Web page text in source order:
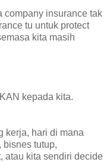
company insurance tak
tu untuk protect
kita masih
kepada kita.
kerja, hari di mana
bisnes tutup,
atau kita sendiri decide